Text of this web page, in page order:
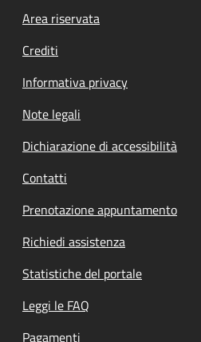
Footer menu
Area riservata
Crediti
Informativa privacy
Note legali
Dichiarazione di accessibilità
Contatti
Prenotazione appuntamento
Richiedi assistenza
Statistiche del portale
Leggi le FAQ
Pagamenti